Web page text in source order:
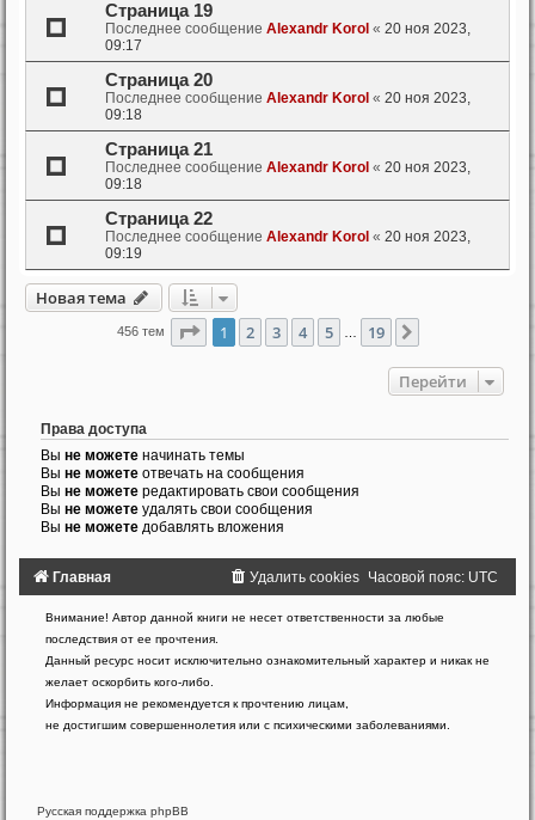
Страница 19
Последнее сообщение Alexandr Korol « 20 ноя 2023,
09:17
Страница 20
Последнее сообщение Alexandr Korol « 20 ноя 2023,
09:18
Страница 21
Последнее сообщение Alexandr Korol « 20 ноя 2023,
09:18
Страница 22
Последнее сообщение Alexandr Korol « 20 ноя 2023,
09:19
Новая тема
456 тем Страница из 19
1 2 3 4 5 19
Перейти
Права доступа
Вы не можете начинать темы
Вы не можете отвечать на сообщения
Вы не можете редактировать свои сообщения
Вы не можете удалять свои сообщения
Вы не можете добавлять вложения
Главная Часовой пояс: UTC
Удалить cookies
Внимание! Автор данной книги не несет ответственности за любые
последствия от ее прочтения.
Данный ресурс носит исключительно ознакомительный характер и никак не
желает оскорбить кого-либо.
Информация не рекомендуется к прочтению лицам,
не достигшим совершеннолетия или с психическими заболеваниями.
Создано
на
основе
phpBB®
Forum
Software
Русская поддержка phpBB